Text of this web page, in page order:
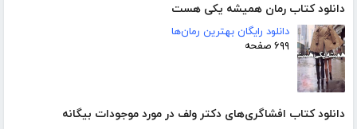
دانلود کتاب رمان همیشه یکی هست
دانلود رایگان بهترین رمان‌ها
۶۹۹ صفحه
دانلود کتاب افشاگری‌های دکتر ولف در مورد موجودات بیگانه